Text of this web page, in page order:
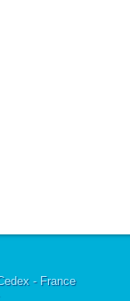
- France